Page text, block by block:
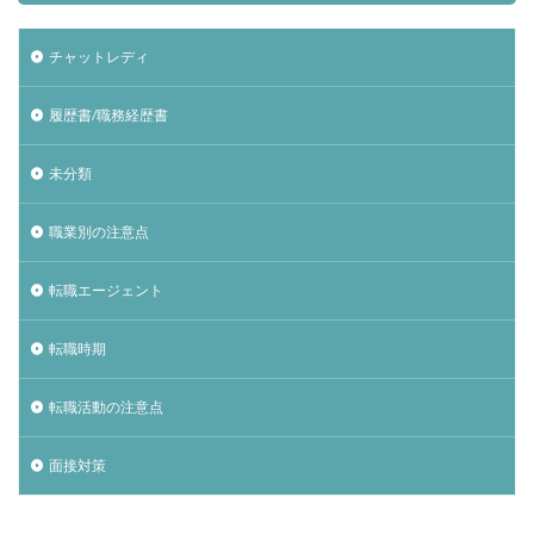
チャットレディ
履歴書/職務経歴書
未分類
職業別の注意点
転職エージェント
転職時期
転職活動の注意点
面接対策